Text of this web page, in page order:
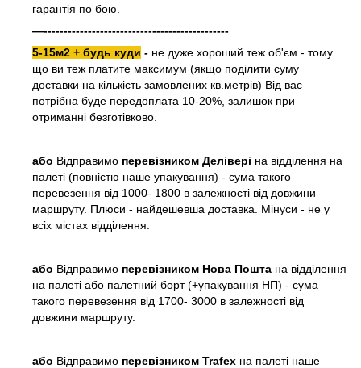
гарантія по бою.
—----------------------------------------------
5-15м2 + будь куди - не дуже хороший теж об'єм - тому
що ви теж платите максимум (якщо поділити суму
доставки на кількість замовлених кв.метрів) Від вас
потрібна буде передоплата 10-20%, залишок при
отриманні безготівково.
або Відправимо перевізником Делівері на відділення на
палеті (повністю наше упакування) - сума такого
перевезення від 1000- 1800 в залежності від довжини
маршруту. Плюси - найдешевша доставка. Мінуси - не у
всіх містах відділення.
або Відправимо перевізником Нова Пошта на відділення
на палеті або палетний борт (+упакування НП) - сума
такого перевезення від 1700- 3000 в залежності від
довжини маршруту.
або Відправимо перевізником Trafex на палеті наше